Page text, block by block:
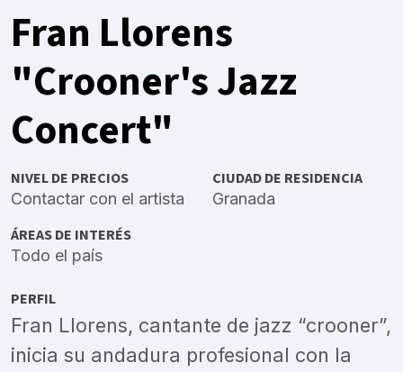
Fran Llorens
"Crooner's Jazz
Concert"
NIVEL DE PRECIOS
Contactar con el artista
CIUDAD DE RESIDENCIA
Granada
ÁREAS DE INTERÉS
Todo el país
PERFIL
Fran Llorens, cantante de jazz “crooner”,
inicia su andadura profesional con la